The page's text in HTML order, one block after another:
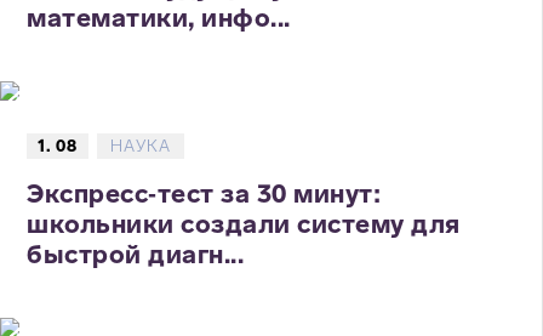
математики, инфо...
1. 08 НАУКА
Экспресс‑тест за 30 минут:
школьники создали систему для
быстрой диагн...